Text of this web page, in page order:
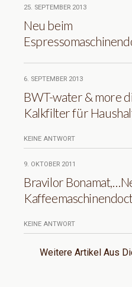
25. SEPTEMBER 2013
Neu beim
6. SEPTEMBER 2013
BWT-water & more
Kalkfilter für
KEINE ANTWORT
9. OKTOBER 2011
Bravilor
KEINE ANTWORT
Weitere Artikel Aus